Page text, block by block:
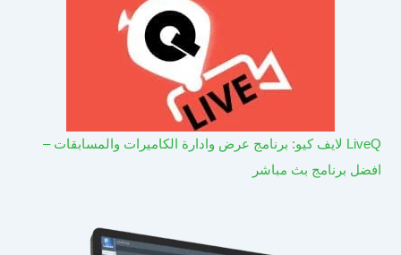
LiveQ لايف كيو: برنامج عرض وادارة الكاميرات والمسابقات –
افضل برنامج بث مباشر